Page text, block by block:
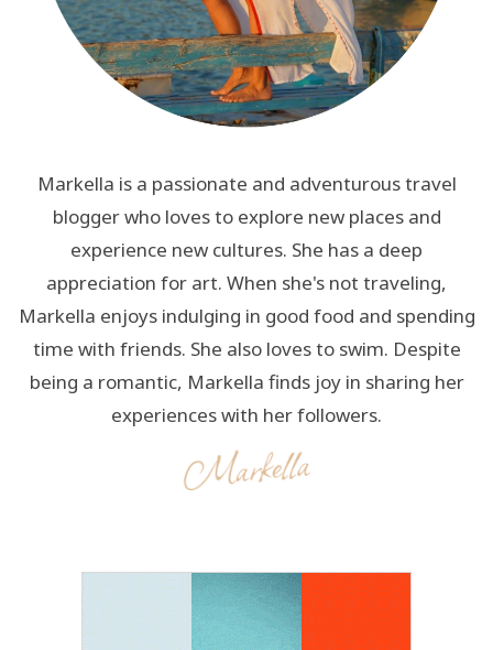
Markella is a passionate and adventurous travel
blogger who loves to explore new places and
experience new cultures. She has a deep
appreciation for art. When she's not traveling,
Markella enjoys indulging in good food and spending
time with friends. She also loves to swim. Despite
being a romantic, Markella finds joy in sharing her
experiences with her followers.